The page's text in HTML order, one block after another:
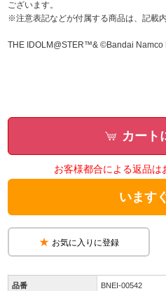
ございます。
※注意表記などが付属する商品は、記載
THE IDOLM@STER™& ©Bandai Namco
カート
お客様都合による返品は
います
お気に入りに登録
品番 BNEI-00542